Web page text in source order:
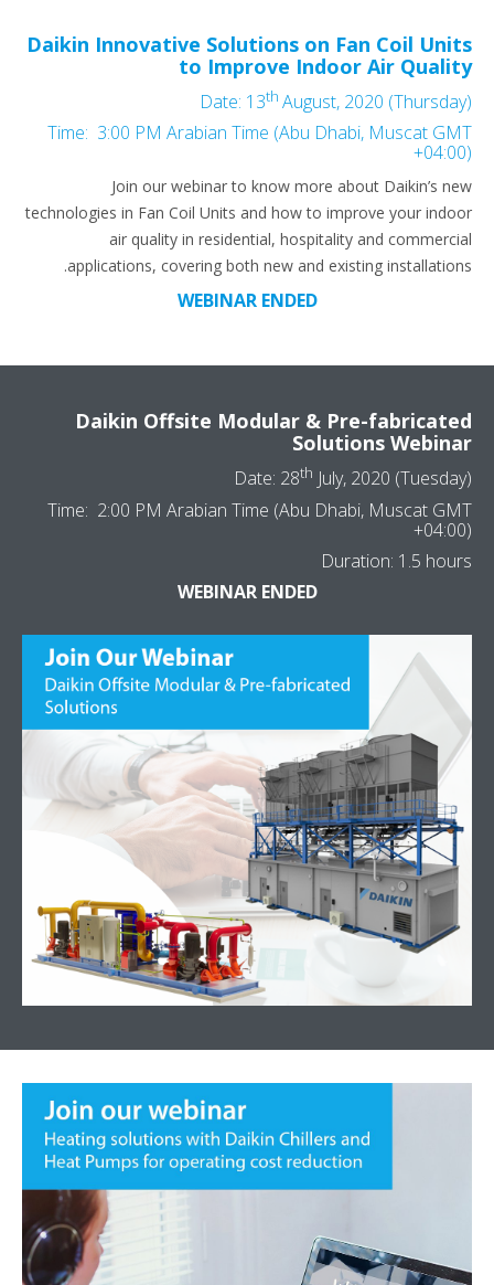
Daikin Innovative Solutions on Fan Coil Units
to Improve Indoor Air Quality
Date: 13th August, 2020 (Thursday)
Time: 3:00 PM Arabian Time (Abu Dhabi, Muscat GMT
+04:00)
Join our webinar to know more about Daikin’s new
technologies in Fan Coil Units and how to improve your indoor
air quality in residential, hospitality and commercial
applications, covering both new and existing installations.
WEBINAR ENDED
Daikin Offsite Modular & Pre-fabricated
Solutions Webinar
Date: 28th July, 2020 (Tuesday)
Time: 2:00 PM Arabian Time (Abu Dhabi, Muscat GMT
+04:00)
Duration: 1.5 hours
WEBINAR ENDED